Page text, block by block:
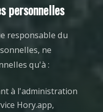
personnelles
responsable du
ne
qu'à :
à l'administration
Hory.app,